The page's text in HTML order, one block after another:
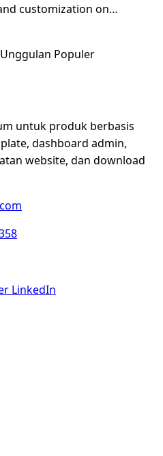
customization on
Unggulan Populer
untuk produk berbasis
dashboard admin,
website, dan download
LinkedIn